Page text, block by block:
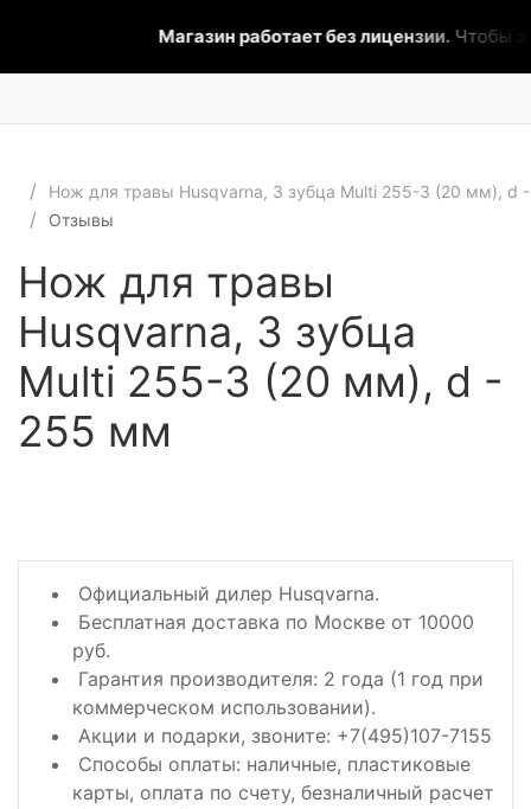
Магазин работает без лицензии.Чтобы
Hож для травы Husqvarna, 3 зубца Multi 255-3 (20 мм), d
Отзывы
Hож для травы
Husqvarna, 3 зубца
Multi 255-3 (20 мм), d -
255 мм
Официальный дилер Husqvarna.
Бесплатная доставка по Москве от 10000
руб.
Гарантия производителя: 2 года (1 год при
коммерческом использовании).
Акции и подарки, звоните: +7(495)107-7155
Способы оплаты: наличные, пластиковые
карты, оплата по счету, безналичный расчет